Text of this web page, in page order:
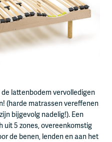
lattenbodem vervolledigen
(harde matrassen vereffenen
bijgevolg nadelig!). Een
5 zones, overeenkomstig
de benen, lenden en aan het